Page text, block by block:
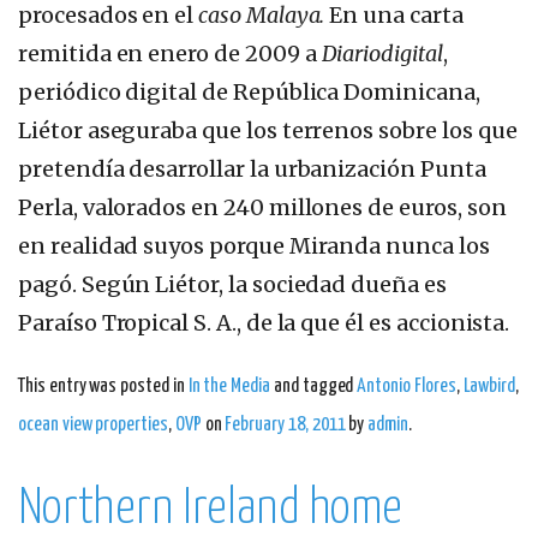
procesados en elcaso Malaya. En una carta
remitida en enero de 2009 aDiariodigital,
periódico digital de República Dominicana,
Liétor aseguraba que los terrenos sobre los que
pretendía desarrollar la urbanización Punta
Perla, valorados en 240 millones de euros, son
en realidad suyos porque Miranda nunca los
pagó. Según Liétor, la sociedad dueña es
Paraíso Tropical S. A., de la que él es accionista.
This entry was posted in In the Media and taggedAntonio Flores, Lawbird,
ocean view properties, OVP on February 18, 2011by admin.
Northern Ireland home